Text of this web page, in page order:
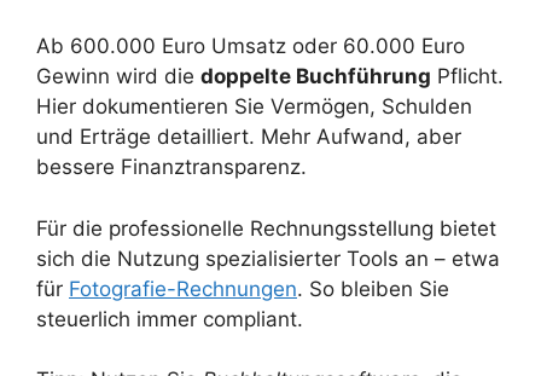
Ab 600.000 Euro Umsatz oder 60.000 Euro
Gewinn wird die doppelte Buchführung Pflicht.
Hier dokumentieren Sie Vermögen, Schulden
und Erträge detailliert. Mehr Aufwand, aber
bessere Finanztransparenz.
Für die professionelle Rechnungsstellung bietet
sich die Nutzung spezialisierter Tools an – etwa
für Fotografie-Rechnungen. So bleiben Sie
steuerlich immer compliant.